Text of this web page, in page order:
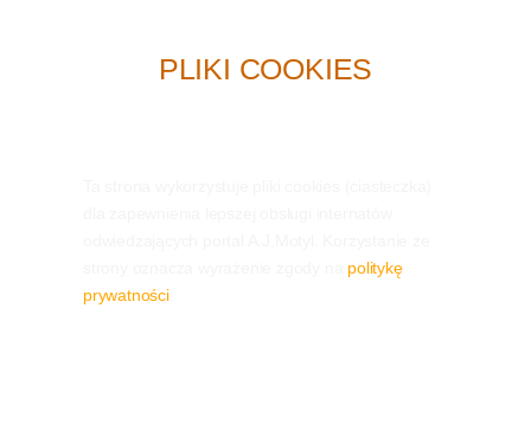
PLIKI COOKIES
politykę
prywatności.